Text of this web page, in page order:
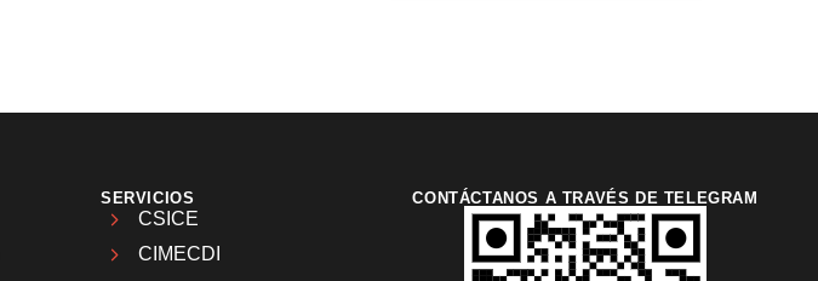
SERVICIOS
CSICE
CIMECDI
CONTÁCTANOS A TRAVÉS DE TELEGRAM